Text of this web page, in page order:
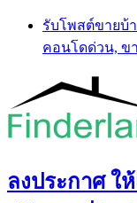
Skip
content
รับโพสต์ขายบ้
คอนโดด่วน, ข
ลงประกาศ ใ